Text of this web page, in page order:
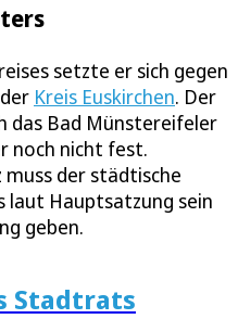
setzte er sich gegen
Kreis Euskirchen. Der
das Bad Münstereifeler
noch nicht fest.
der städtische
laut Hauptsatzung sein
geben.
Stadtrats